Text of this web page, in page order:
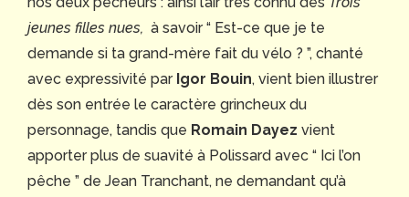
jeunes filles nues, à savoir “ Est-ce que je te
demande si ta grand-mère fait du vélo ? ”, chanté
avec expressivité par Igor Bouin, vient bien illustrer
dès son entrée le caractère grincheux du
personnage, tandis que Romain Dayez vient
apporter plus de suavité à Polissard avec “ Ici l’on
pêche ” de Jean Tranchant, ne demandant qu’à